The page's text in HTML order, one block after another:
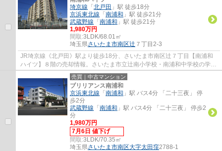
埼京線 「 北戸田 」駅 徒歩18分
京浜東北線 「 南浦和 」駅 徒歩21分
武蔵野線 「 南浦和 」駅 徒歩21分
1,980万円
間取:3LDK/68.01㎡
埼玉県さいたま市南区辻 ７丁目2-3
JR埼京線《北戸田》駅より徒歩18分、さいたま市南区辻７丁目【南浦和
ハイツ】８階の売却情報。さいたま市立辻南小学校・南浦和中学校の学区
内となります。国道17号線・外環自動車道へ...
売買｜中古マンション
ブリリアンス南浦和
京浜東北線 「 南浦和 」駅 バス4分 「二十三夜」 停
歩2分
武蔵野線 「 南浦和 」駅 バス4分 「二十三夜」 停歩2
分
1,980万円
7月6日 値下げ
間取:3LDK/70.35㎡
埼玉県さいたま市南区大字太田窪2788-1